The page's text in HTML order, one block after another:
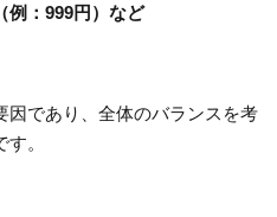
例：999円）など
因であり、全体のバランスを考
。